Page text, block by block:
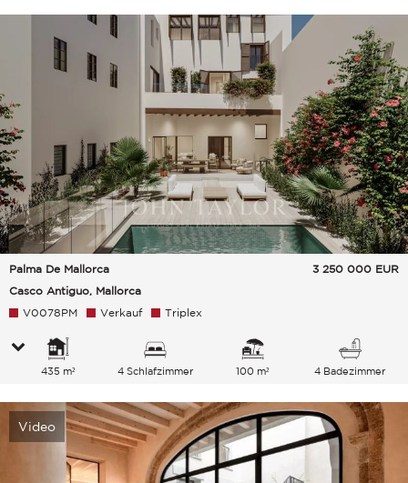
Palma De Mallorca
Casco Antiguo, Mallorca
3 250 000 EUR
V0078PM Verkauf Triplex
435 m² 4 Schlafzimmer 100 m² 4 Badezimmer
Video